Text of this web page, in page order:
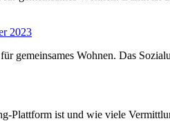
2023
gemeinsames Wohnen. Das
Plattform ist und wie viele